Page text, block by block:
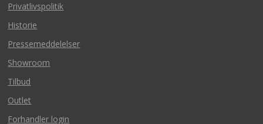
Privatlivspolitik
Historie
Pressemeddelelser
Showroom
Tilbud
Outlet
Forhandler login